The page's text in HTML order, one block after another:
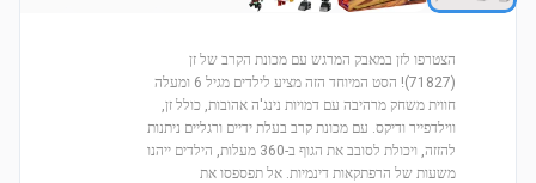
הצטרפו לזן במאבק המרגש עם מכונת הקרב של זן
(71827)! הסט המיוחד הזה מציע לילדים מגיל 6 ומעלה
חווית משחק מרהיבה עם דמויות נינג'ה אהובות, כולל זן,
ווילדפייר ודיקס. עם מכונת קרב בעלת ידיים ורגליים ניתנות
להזזה, ויכולת לסובב את הגוף ב-360 מעלות, הילדים ייהנו
משעות של הרפתקאות דינמיות. אל תפספסו את